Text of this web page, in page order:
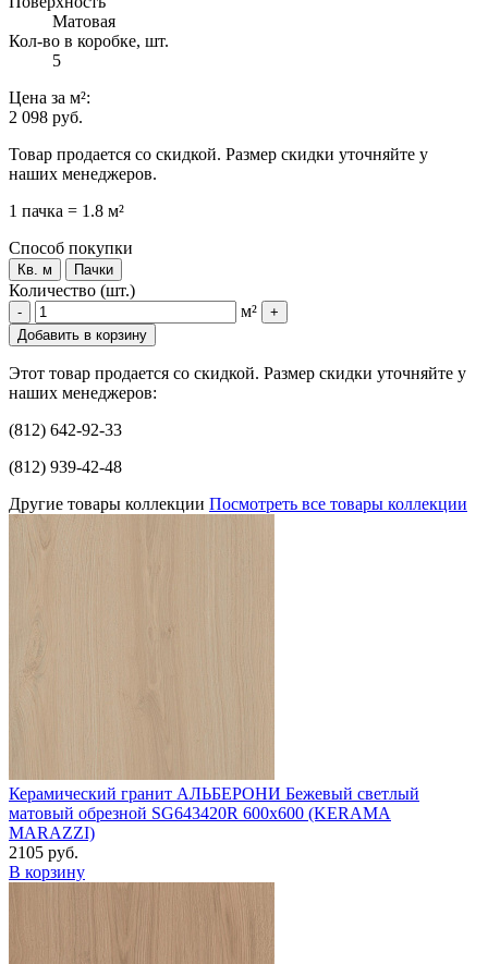
Матовая
Кол-во в коробке, шт.
5
Цена за м²:
2 098 руб.
Товар продается со скидкой. Размер скидки уточняйте у
наших менеджеров.
1 пачка = 1.8 м²
Способ покупки
Кв. м Пачки
Количество (шт.)
- м²
+
Добавить в корзину
Этот товар продается со скидкой. Размер скидки уточняйте у
наших менеджеров:
(812) 642-92-33
(812) 939-42-48
Другие товары коллекции Посмотреть все товары коллекции
Керамический гранит АЛЬБЕРОНИ Бежевый светлый
матовый обрезной SG643420R 600х600 (KERAMA
MARAZZI)
2105 руб.
В корзину